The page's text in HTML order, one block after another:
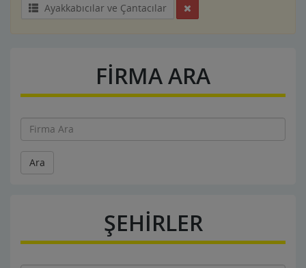
Ayakkabıcılar ve Çantacılar
FİRMA ARA
Ara
ŞEHİRLER